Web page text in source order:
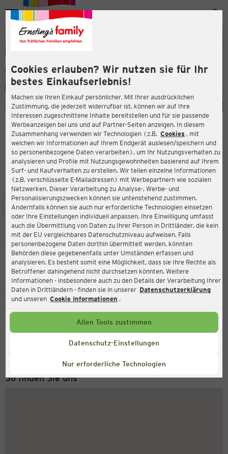
Cookies erlauben? Wir nutzen sie für Ihr
bestes Einkaufserlebnis!
Machen sie Ihren Einkauf persönlicher. Mit Ihrer ausdrücklichen
Zustimmung, die jederzeit widerrufbar ist, können wir auf Ihre
Interessen zugeschnittene Inhalte bereitstellen und für sie passende
Werbeanzeigen bei uns und auf Partner-Seiten anzeigen. In diesem
Zusammenhang verwenden wir Technologien (z.B. Cookies , mit
welchen wir Informationen auf Ihrem Endgerät auslesen/speichern und
so personenbezogene Daten verarbeiten), um Ihr Nutzungsverhalten zu
analysieren und Profile mit Nutzungsgewohnheiten basierend auf Ihrem
Surf- und Kaufverhalten zu erstellen. Wir teilen einzelne Informationen
(z.B. verschlüsselte E-Mailadressen) mit Werbepartnern wie sozialen
Netzwerken. Dieser Verarbeitung zu Analyse-, Werbe- und
Personalisierungszwecken können sie untenstehend zustimmen.
Andernfalls können sie auch nur erforderliche Technologien einsetzen
oder Ihre Einstellungen individuell anpassen. Ihre Einwilligung umfasst
auch die Übermittlung von Daten zu Ihrer Person in Drittländer, die kein
mit der EU vergleichbares Datenschutzniveau aufweisen. Falls
personenbezogene Daten dorthin übermittelt werden, könnten
Behörden diese gegebenenfalls unter Umständen erfassen und
analysieren. Es besteht somit eine Möglichkeit, dass sie Ihre Rechte als
Betroffener dahingehend nicht durchsetzen könnten. Weitere
Informationen - insbesondere auch zu den Details der Verarbeitung Ihrer
Daten in Drittländern - finden sie in unserer Datenschutzerklärung
und unseren Cookie Informationen .
Allen Tools zustimmen
Datenschutz-Einstellungen
Nur erforderliche Technologien
Menü
ERNSTING'S FAMILY FILIALE
Blutstraße 13
19370 Parchim
3,7
Bewertung:
STANDORT SERVICES SORTIMENT AKTIONEN
Ernsting's family
Blutstraße 13, 19370 Parchim
Aktuell:
Geschlossen
Service Hotline
+49 (0) 2546 / 98 999 98
So finden Sie uns